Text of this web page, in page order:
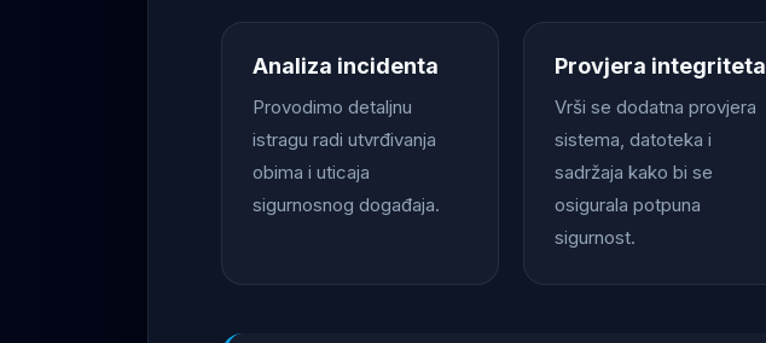
Analiza incidenta
Provodimo detaljnu
istragu radi utvrđivanja
obima i uticaja
sigurnosnog događaja.
Provjera integriteta
Vrši se dodatna provjera
sistema, datoteka i
sadržaja kako bi se
osigurala potpuna
sigurnost.